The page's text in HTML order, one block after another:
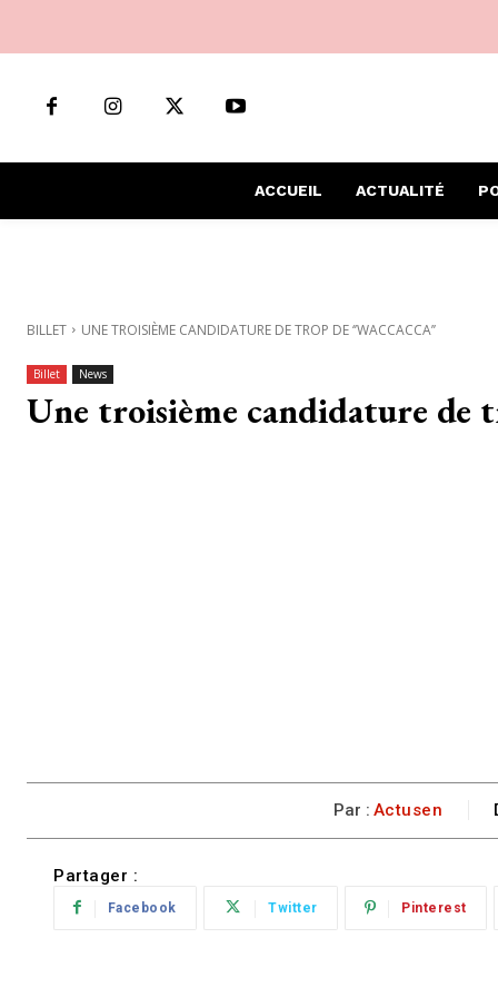
ACCUEIL ACTUALITÉ
BILLET UNE TROISIÈME CANDIDATURE DE TROP DE ‘’WACCACCA’’
Billet News
Une troisième candidature de
Par : Actusen
Partager :
Facebook Twitter Pinterest